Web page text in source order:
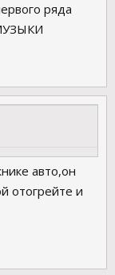
ряда
авто,он
отогрейте и